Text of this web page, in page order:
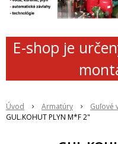
E-shop je
Úvod Armatúry Guľové
GUL.KOHUT PLYN M*F 2"